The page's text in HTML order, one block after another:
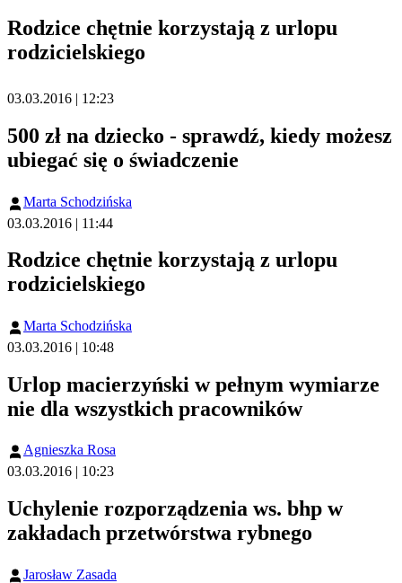
Rodzice chętnie korzystają z urlopu
rodzicielskiego
03.03.2016 | 12:23
500 zł na dziecko - sprawdź, kiedy możesz
ubiegać się o świadczenie
Marta Schodzińska
03.03.2016 | 11:44
Rodzice chętnie korzystają z urlopu
rodzicielskiego
Marta Schodzińska
03.03.2016 | 10:48
Urlop macierzyński w pełnym wymiarze
nie dla wszystkich pracowników
Agnieszka Rosa
03.03.2016 | 10:23
Uchylenie rozporządzenia ws. bhp w
zakładach przetwórstwa rybnego
Jarosław Zasada